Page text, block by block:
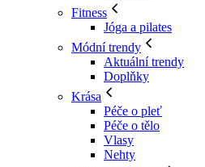
Fitness
Jóga a pilates
Módní trendy
Aktuální trendy
Doplňky
Krása
Péče o pleť
Péče o tělo
Vlasy
Nehty